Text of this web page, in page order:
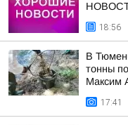
18:56
В
тонны
Максим
17:41